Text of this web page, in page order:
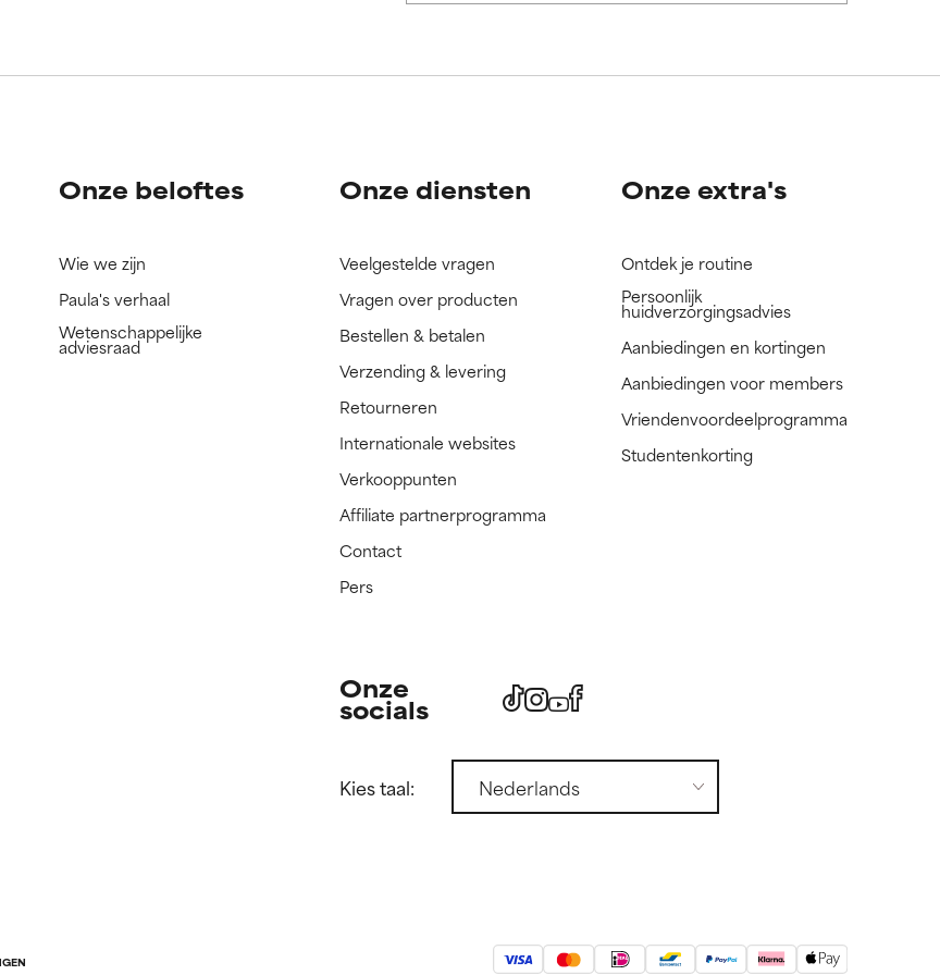
Onze beloftes
Wie we zijn
Paula's verhaal
Wetenschappelijke
adviesraad
Onze diensten
Veelgestelde vragen
Vragen over producten
Bestellen & betalen
Verzending & levering
Retourneren
Internationale websites
Verkooppunten
Affiliate partnerprogramma
Contact
Pers
Onze extra's
Ontdek je routine
Persoonlijk
huidverzorgingsadvies
Aanbiedingen en kortingen
Aanbiedingen voor members
Vriendenvoordeelprogramma
Studentenkorting
Onze
socials
Kies taal: